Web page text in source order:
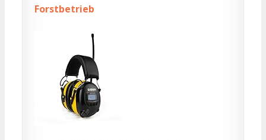
Forstbetrieb